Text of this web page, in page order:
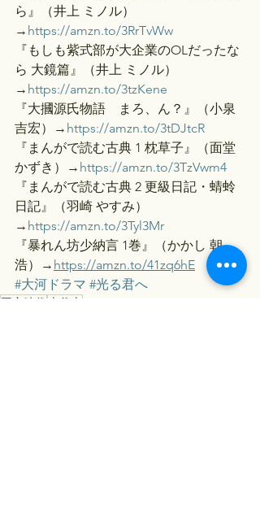
ら』（井上 ミノル）
→ https://amzn.to/3RrTvWw
『もしも紫式部が大企業のOLだったな
ら 大鏡篇』（井上 ミノル）
→ https://amzn.to/3tzKene
『大摑源氏物語　まろ、ん？』（小泉
吉宏）→ https://amzn.to/3tDJtcR
『まんがで読む古典 1 枕草子』（面堂
かずき）→ https://amzn.to/3TzVwm4
『まんがで読む古典 2 更級日記・蜻蛉
日記』（羽崎 やすみ）
→ https://amzn.to/3Tyl3Mr
『暴れん坊少納言 1巻』（かかし 朝
浩）→ https://amzn.to/41zq6hE
#大河ドラマ #光る君へ
平安時代
古代史